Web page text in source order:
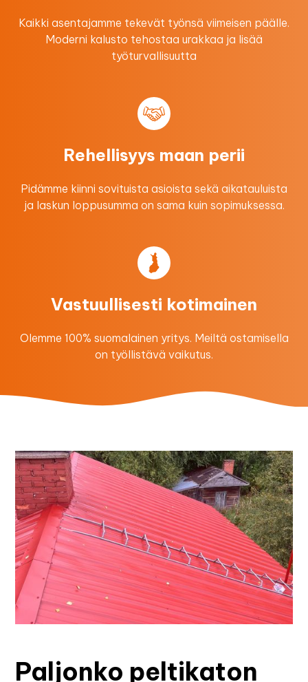
Kaikki asentajamme tekevät työnsä viimeisen päälle.
Moderni kalusto tehostaa urakkaa ​ja lisää
työturvallisuutta
Rehellisyys maan perii
Pidämme kiinni sovituista asioista sekä aikatauluista
ja laskun loppusumma on sama kuin sopimuksessa.
Vastuullisesti kotimainen
Olemme 100% suomalainen yritys. Meiltä ostamisella
on työllistävä vaikutus.
Paljonko peltikaton